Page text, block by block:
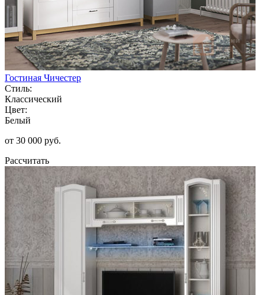
Гостиная Чичестер
Стиль:
Классический
Цвет:
Белый
от 30 000 руб.
Рассчитать